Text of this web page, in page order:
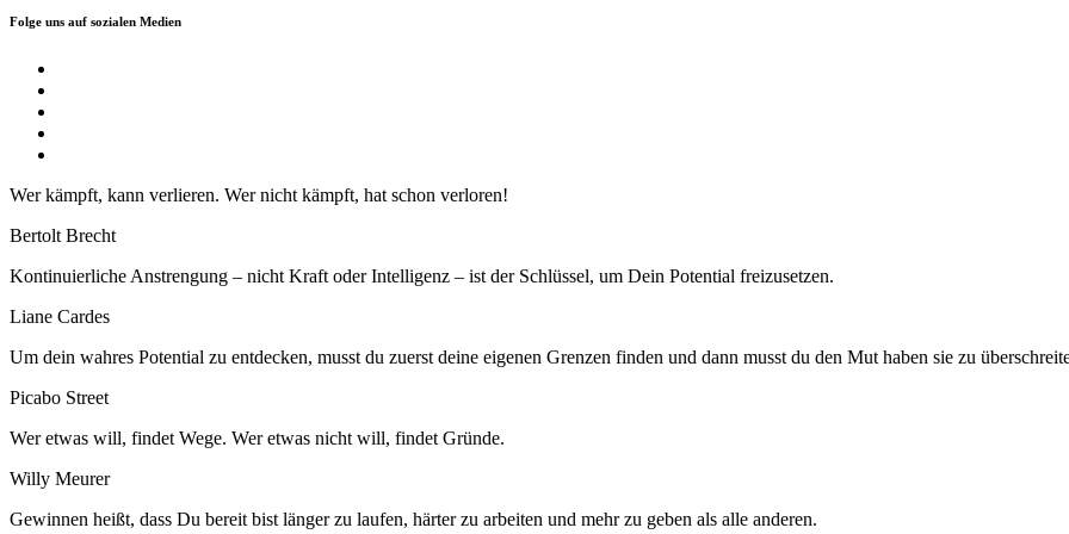
Folge uns auf sozialen Medien
Wer kämpft, kann verlieren. Wer nicht kämpft, hat schon verloren!
Bertolt Brecht
Kontinuierliche Anstrengung – nicht Kraft oder Intelligenz – ist der Schlüssel, um Dein Potential freizusetzen.
Liane Cardes
Um dein wahres Potential zu entdecken, musst du zuerst deine eigenen Grenzen finden und dann musst du den Mut haben sie zu
Picabo Street
Wer etwas will, findet Wege. Wer etwas nicht will, findet Gründe.
Willy Meurer
Gewinnen heißt, dass Du bereit bist länger zu laufen, härter zu arbeiten und mehr zu geben als alle anderen.